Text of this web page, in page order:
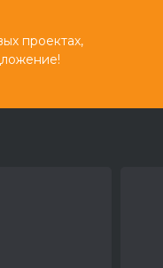
проектах,